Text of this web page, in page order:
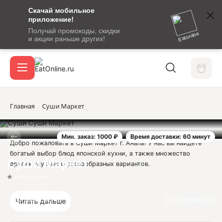
Скачай мобильное
приложение!
Получай промокоды, скидки
и акции раньше других!
Eatonline
сообщение
кодом
подтверждения
Вход / регистрация
Акции
Главная Суши Маркет
Мин. заказ: 1000 ₽
Время доставки: 60 минут
Суши
Суши Маркет
Отзывов нет
Добро пожаловать в Суши Маркет г. Анапа! У нас вы найдете
богатый выбор блюд японской кухни, а также множество
других вкусных и разнообразных вариантов.
которые сделают ваше вкусовое путешествие по Японии
Читать дальше